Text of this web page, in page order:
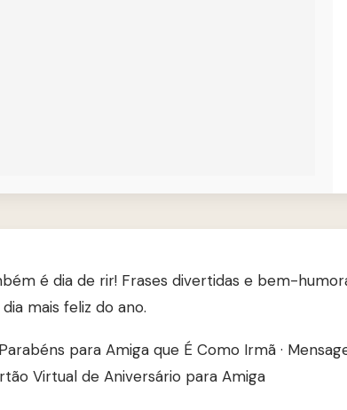
é dia de rir! Frases divertidas e bem-
mais feliz do ano.
Parabéns para Amiga que É Como Irmã ·
Virtual de Aniversário para Amiga